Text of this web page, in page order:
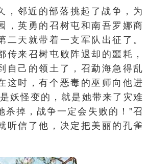
，邻近的部落挑起了战争，为
，英勇的召树屯和南吾罗娜商
二天就带着一支军队出征了。
传来召树屯败阵退却的噩耗，
自己的领土了，召勐海急得乱
这时，有个恶毒的巫师向他进
妖怪变的，就是她带来了灾难
杀掉，战争一定会失败的！”召
听信了他，决定把美丽的孔雀